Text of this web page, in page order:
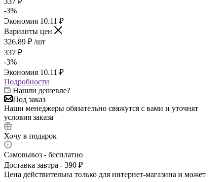
-3%
Экономия 10.11 ₽
Варианты цен
326.89 ₽ /шт
337 ₽
-3%
Экономия 10.11 ₽
Подробности
Нашли дешевле?
Под заказ
Наши менеджеры обязательно свяжутся с вами и уточнят
условия заказа
Хочу в подарок
Самовывоз - бесплатно
Доставка завтра - 390 ₽
Цена действительна только для интернет-магазина и может